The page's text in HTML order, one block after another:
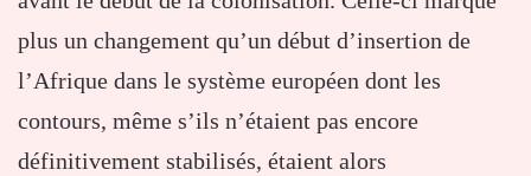
plus un changement qu’un début d’insertion de
l’Afrique dans le système européen dont les
contours, même s’ils n’étaient pas encore
définitivement stabilisés, étaient alors